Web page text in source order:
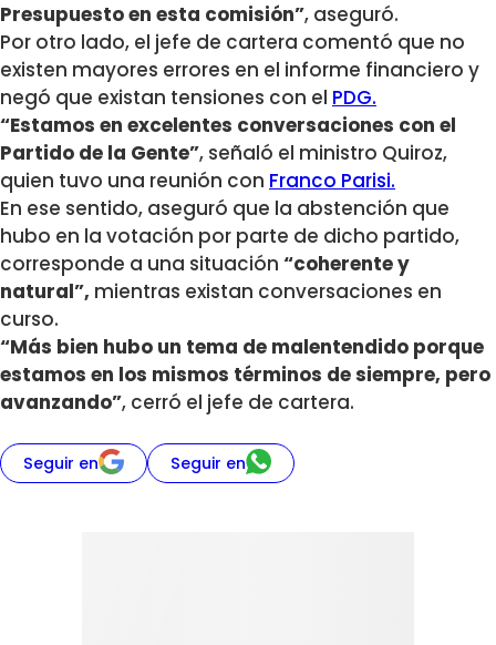
Presupuesto en esta comisión”, aseguró.
Por otro lado, el jefe de cartera comentó que no
existen mayores errores en el informe financiero y
negó que existan tensiones con el PDG.
“Estamos en excelentes conversaciones con el
Partido de la Gente”, señaló el ministro Quiroz,
quien tuvo una reunión con Franco Parisi.
En ese sentido, aseguró que la abstención que
hubo en la votación por parte de dicho partido,
corresponde a una situación “coherente y
natural”, mientras existan conversaciones en
curso.
“Más bien hubo un tema de malentendido porque
estamos en los mismos términos de siempre, pero
avanzando”, cerró el jefe de cartera.
Seguir en Seguir en